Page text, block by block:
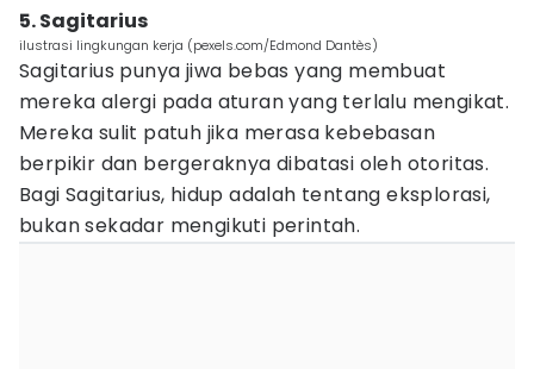
5. Sagitarius
ilustrasi lingkungan kerja (pexels.com/Edmond Dantès)
Sagitarius punya jiwa bebas yang membuat
mereka alergi pada aturan yang terlalu mengikat.
Mereka sulit patuh jika merasa kebebasan
berpikir dan bergeraknya dibatasi oleh otoritas.
Bagi Sagitarius, hidup adalah tentang eksplorasi,
bukan sekadar mengikuti perintah.